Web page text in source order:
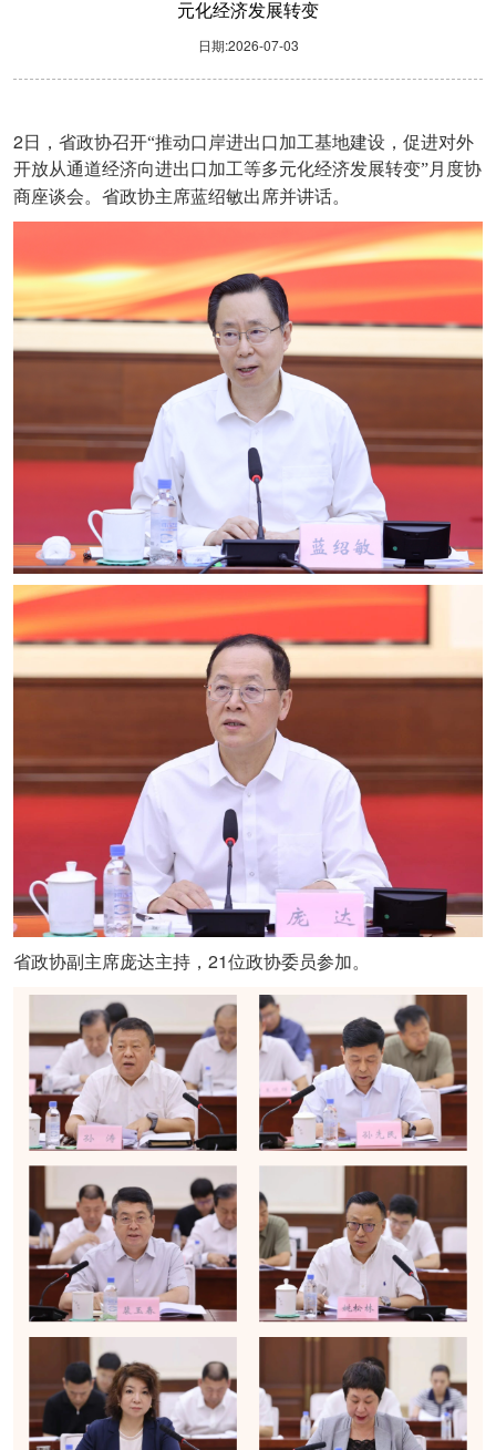
元化经济发展转变
日期:2026-07-03
2日，省政协召开“推动口岸进出口加工基地建设，促进对外
开放从通道经济向进出口加工等多元化经济发展转变”月度协
商座谈会。省政协主席蓝绍敏出席并讲话。
省政协副主席庞达主持， 21位政协委员参加。